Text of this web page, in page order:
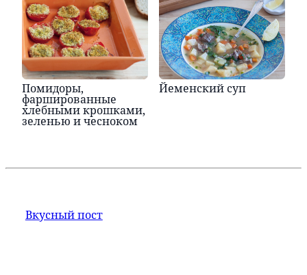
Помидоры,
фаршированные
хлебными крошками,
зеленью и чесноком
Йеменский суп
Вкусный пост